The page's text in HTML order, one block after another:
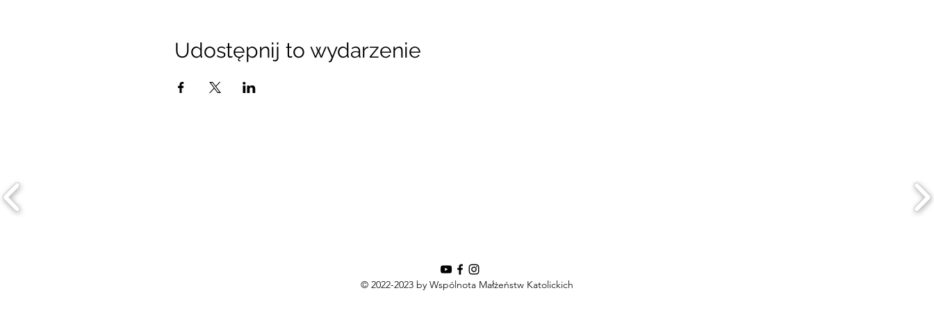
Udostępnij to wydarzenie
© 2022-2023 by Wspólnota Małżeństw Katolickich